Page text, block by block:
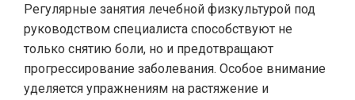
Регулярные занятия лечебной физкультурой под
руководством специалиста способствуют не
только снятию боли, но и предотвращают
прогрессирование заболевания. Особое внимание
уделяется упражнениям на растяжение и